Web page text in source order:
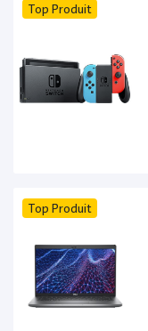
Top Produit
Top Produit